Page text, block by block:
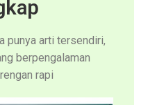
punya arti tersendiri,
berpengalaman
rapi